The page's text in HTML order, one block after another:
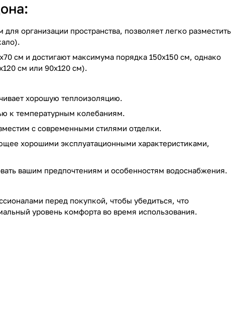
организации пространства, позволяет легко разместить
см и достигают максимума порядка 150x150 см, однако
см или 90x120 см).
хорошую теплоизоляцию.
к температурным колебаниям.
с современными стилями отделки.
хорошими эксплуатационными характеристиками,
вашим предпочтениям и особенностям водоснабжения.
перед покупкой, чтобы убедиться, что
уровень комфорта во время использования.